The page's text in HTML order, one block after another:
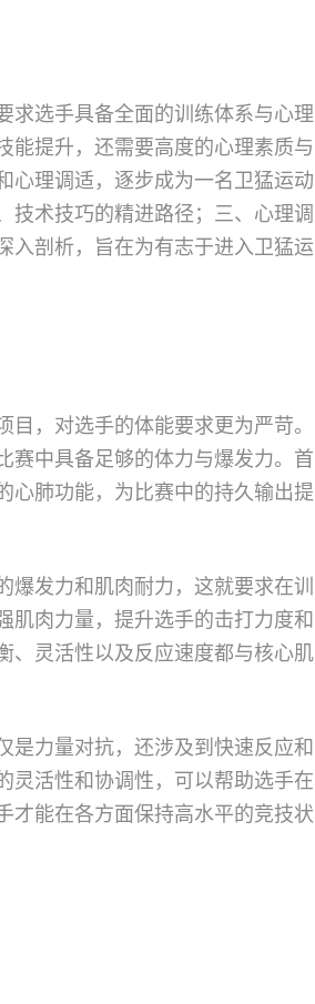
求选手具备全面的训练体系与心理
能提升，还需要高度的心理素质与
心理调适，逐步成为一名卫猛运动
技术技巧的精进路径；三、心理调
入剖析，旨在为有志于进入卫猛运
，对选手的体能要求更为严苛。
赛中具备足够的体力与爆发力。首
心肺功能，为比赛中的持久输出提
发力和肌肉耐力，这就要求在训
肌肉力量，提升选手的击打力度和
、灵活性以及反应速度都与核心肌
是力量对抗，还涉及到快速反应和
灵活性和协调性，可以帮助选手在
才能在各方面保持高水平的竞技状